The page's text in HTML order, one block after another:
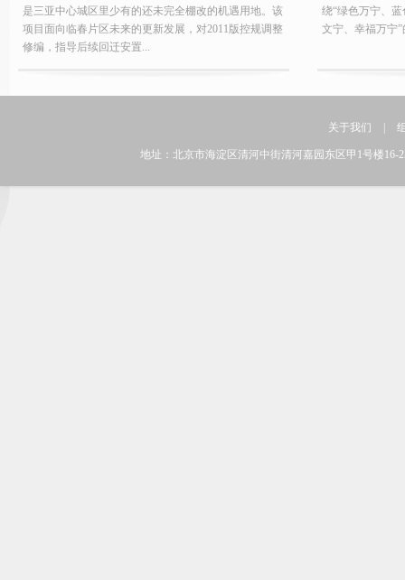
是三亚中心城区里少有的还未完全棚改的机遇用地。该
项目面向临春片区未来的更新发展，对2011版控规调整
修编，指导后续回迁安置...
绕“绿色万宁、
文宁、幸福万宁
关于我们
地址：北京市海淀区清河中街清河嘉园东区甲1号楼16-